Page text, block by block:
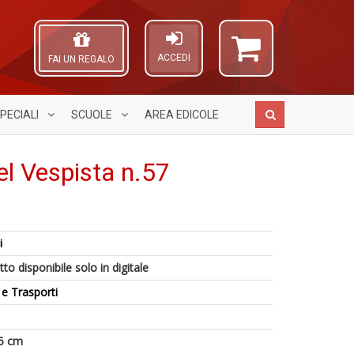
ACCEDI
FAI UN REGALO
SCUOLE AREA EDICOLE
Vespista n.57
disponibile solo in digitale
Trasporti
cm